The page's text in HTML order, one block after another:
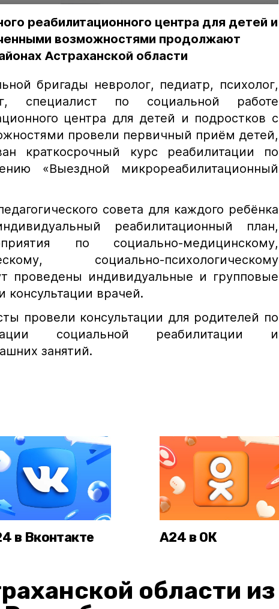
реабилитационного центра для детей и
возможностями продолжают
Астраханской области
бригады невролог, педиатр, психолог,
специалист по социальной работе
центра для детей и подростков с
провели первичный приём детей,
краткосрочный курс реабилитации по
«Выездной микрореабилитационный
совета для каждого ребёнка
реабилитационный план,
по социально-медицинскому,
социально-психологическому
проведены индивидуальные и групповые
консультации врачей.
провели консультации для родителей по
социальной реабилитации и
занятий.
в Вконтакте А24 в ОК
области из